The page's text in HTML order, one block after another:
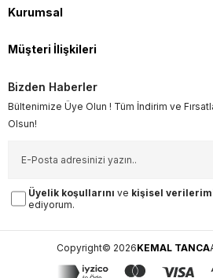
Kurumsal
Müşteri İlişkileri
Bizden Haberler
Bültenimize Üye Olun ! Tüm İndirim ve
Olsun!
Üyelik koşullarını ve kişisel
ediyorum.
Copyright© 2026KEMAL TANCA